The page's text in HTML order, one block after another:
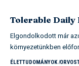
Tolerable
Elgondolkodott már
környezetünkben
ÉLETTUDOMÁNYOK